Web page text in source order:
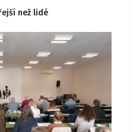
než lidé